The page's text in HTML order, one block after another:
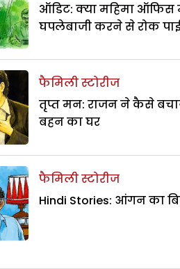
ऑडिट: क्या महिमा ऑफिस
घपलेबाजी करने से रोक
फैमिली स्टोरीज
तृप्त मन: राजन ने कैसे
बहन का घर
फैमिली स्टोरीज
Hindi Stories: आंगन का